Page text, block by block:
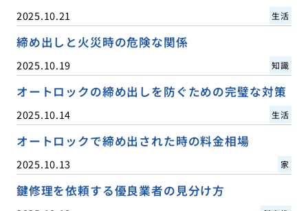
2025.10.21 生活
締め出しと火災時の危険な関係
2025.10.19 知識
オートロックの締め出しを防ぐための完璧な対策
2025.10.14 生活
オートロックで締め出された時の料金相場
2025.10.13 家
鍵修理を依頼する優良業者の見分け方